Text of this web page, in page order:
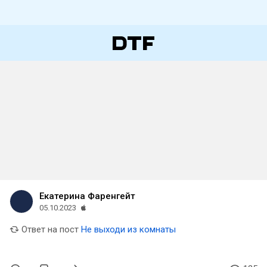
Екатерина Фаренгейт
05.10.2023
Ответ на пост Не выходи из комнаты